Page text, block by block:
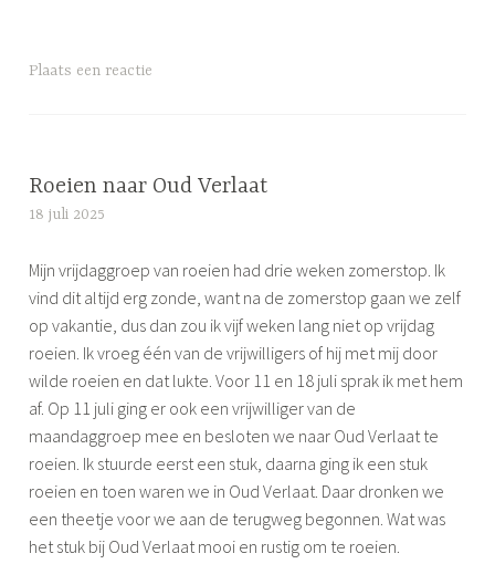
G
g
g
d
r
o
e
i
e
n
Plaats een reactie
Roeien naar Oud Verlaat
18 juli 2025
m
o
n
e
Mijn vrijdaggroep van roeien had drie weken zomerstop. Ik
vind dit altijd erg zonde, want na de zomerstop gaan we zelf
op vakantie, dus dan zou ik vijf weken lang niet op vrijdag
roeien. Ik vroeg één van de vrijwilligers of hij met mij door
wilde roeien en dat lukte. Voor 11 en 18 juli sprak ik met hem
af. Op 11 juli ging er ook een vrijwilliger van de
maandaggroep mee en besloten we naar Oud Verlaat te
roeien. Ik stuurde eerst een stuk, daarna ging ik een stuk
roeien en toen waren we in Oud Verlaat. Daar dronken we
een theetje voor we aan de terugweg begonnen. Wat was
het stuk bij Oud Verlaat mooi en rustig om te roeien.